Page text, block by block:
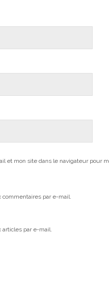
et mon site dans le navigateur pour
par e-mail.
par e-mail.